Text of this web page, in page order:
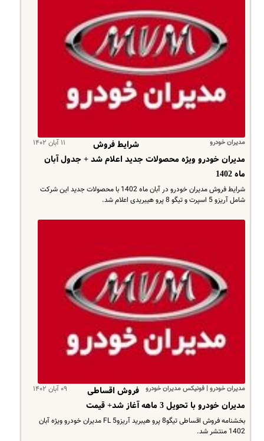
مدیران خودرو ۱۱ آبان ۱۴۰۲
شرایط فروش
مدیران خودرو ویژه محصولات جدید اعلام شد + جدول آبان
ماه 1402
شرایط فروش مدیران خودرو در آبان ماه 1402 با محصولات جدید این شرکت
شامل آریزو 5 اسپرت و تیگو 8 پرو هیبریدی اعلام شد.
مدیران خودرو | فونیکس مدیران خودرو ۰۹ آبان ۱۴۰۲
فروش اقساطی
مدیران خودرو با تحویل 3 ماهه آغاز شد+ قیمت
بخشنامه فروش اقساطی تیگو8 پرو هیبرید آریزو5 FL مدیران خودرو ویژه آبان
1402 منتشر شد.